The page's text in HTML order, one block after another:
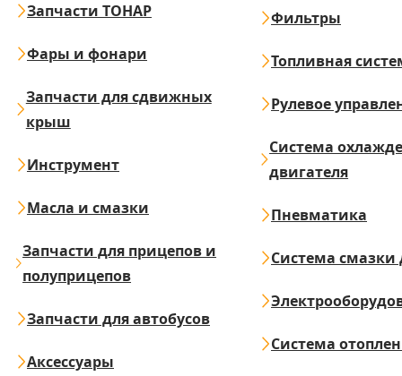
Запчасти ТОНАР
Фары и фонари
Запчасти для сдвижных
крыш
Инструмент
Масла и смазки
Запчасти для прицепов и
полуприцепов
Запчасти для автобусов
Аксессуары
Фильтры
Топливная
Рулевое
Система
двигателя
Пневматика
Система смазки
Система